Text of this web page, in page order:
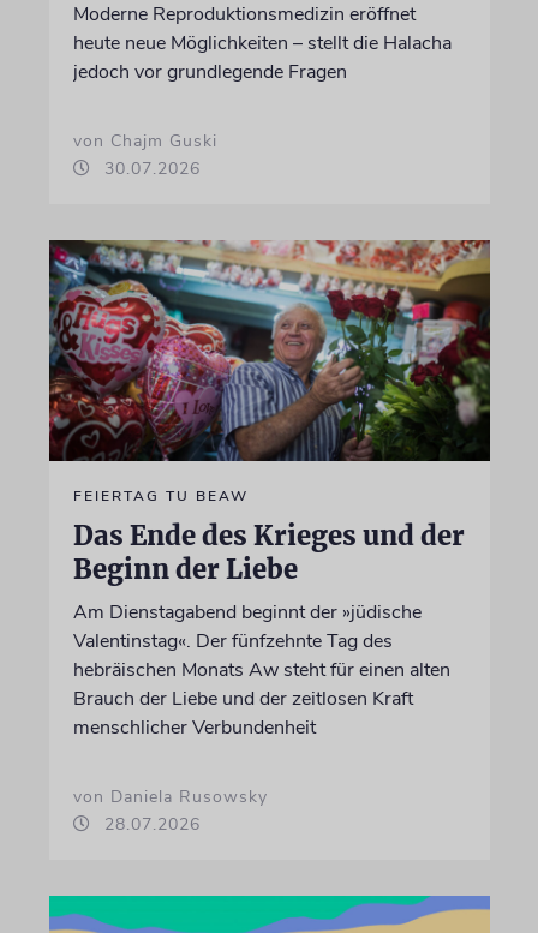
Moderne Reproduktionsmedizin eröffnet
heute neue Möglichkeiten – stellt die Halacha
jedoch vor grundlegende Fragen
von Chajm Guski
30.07.2026
FEIERTAG TU BEAW
Das Ende des Krieges und der
Beginn der Liebe
Am Dienstagabend beginnt der »jüdische
Valentinstag«. Der fünfzehnte Tag des
hebräischen Monats Aw steht für einen alten
Brauch der Liebe und der zeitlosen Kraft
menschlicher Verbundenheit
von Daniela Rusowsky
28.07.2026